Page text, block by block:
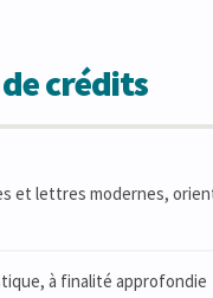
crédits
et lettres modernes,
à finalité approfondie